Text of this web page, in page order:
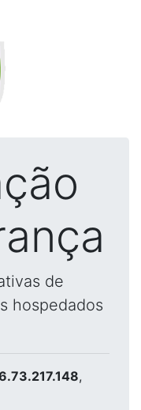
de
hospedados
,